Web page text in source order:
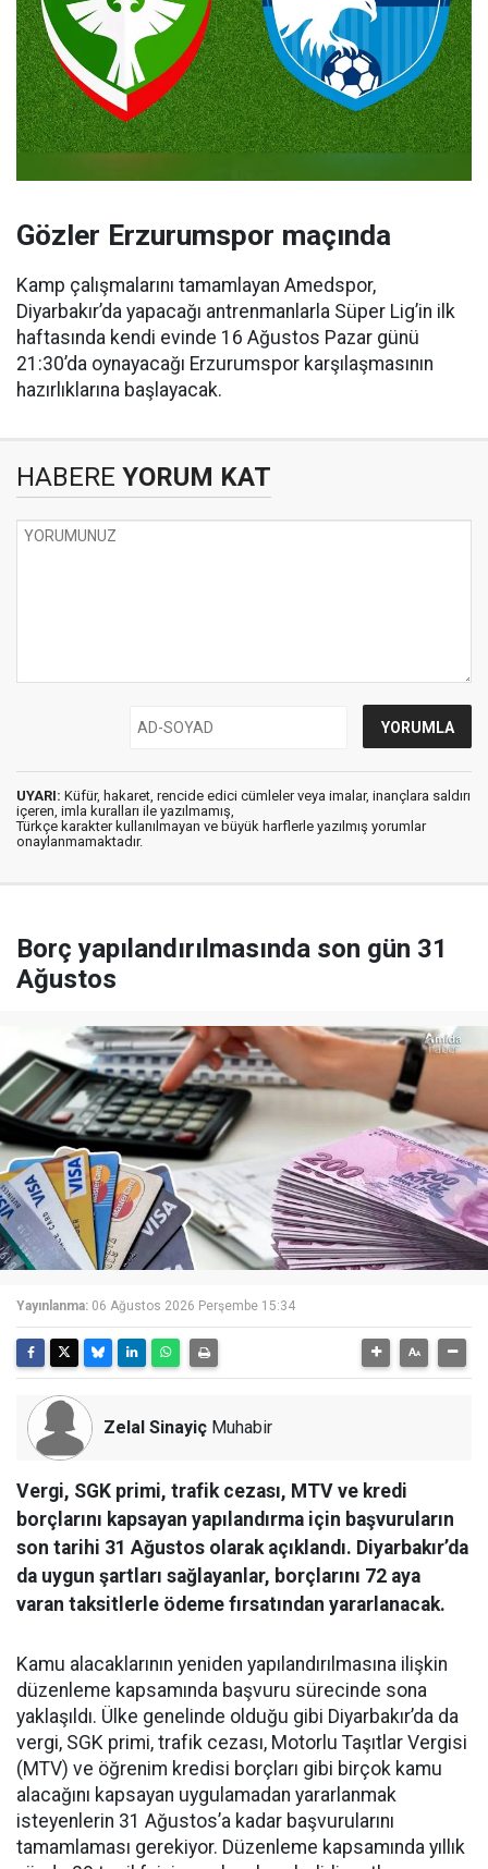
Gözler Erzurumspor maçında
Kamp çalışmalarını tamamlayan Amedspor,
Diyarbakır’da yapacağı antrenmanlarla Süper Lig’in ilk
haftasında kendi evinde 16 Ağustos Pazar günü
21:30’da oynayacağı Erzurumspor karşılaşmasının
hazırlıklarına başlayacak.
HABERE YORUM KAT
UYARI: Küfür, hakaret, rencide edici cümleler veya imalar, inançlara saldırı
içeren, imla kuralları ile yazılmamış,
Türkçe karakter kullanılmayan ve büyük harflerle yazılmış yorumlar
onaylanmamaktadır.
Borç yapılandırılmasında son gün 31
Ağustos
Yayınlanma: 06 Ağustos 2026 Perşembe 15:34
Zelal Sinayiç Muhabir
Vergi, SGK primi, trafik cezası, MTV ve kredi
borçlarını kapsayan yapılandırma için başvuruların
son tarihi 31 Ağustos olarak açıklandı. Diyarbakır’da
da uygun şartları sağlayanlar, borçlarını 72 aya
varan taksitlerle ödeme fırsatından yararlanacak.
Kamu alacaklarının yeniden yapılandırılmasına ilişkin
düzenleme kapsamında başvuru sürecinde sona
yaklaşıldı. Ülke genelinde olduğu gibi Diyarbakır’da da
vergi, SGK primi, trafik cezası, Motorlu Taşıtlar Vergisi
(MTV) ve öğrenim kredisi borçları gibi birçok kamu
alacağını kapsayan uygulamadan yararlanmak
isteyenlerin 31 Ağustos’a kadar başvurularını
tamamlaması gerekiyor. Düzenleme kapsamında yıllık